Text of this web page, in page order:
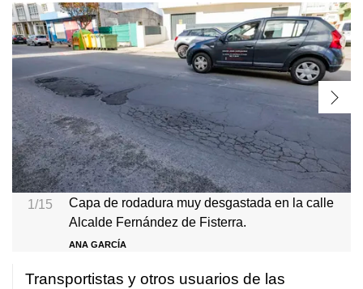
1/15
Capa de rodadura muy desgastada en la calle
Alcalde Fernández de Fisterra.
ANA GARCÍA
Transportistas y otros usuarios de las